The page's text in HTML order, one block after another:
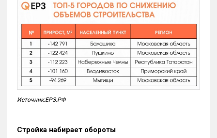
Источник:ЕРЗ.РФ
Стройка набирает обороты